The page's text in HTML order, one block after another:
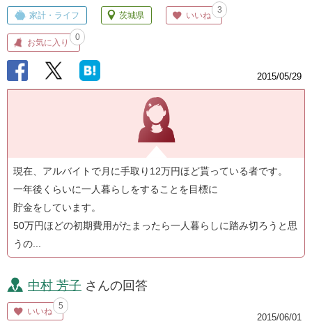
家計・ライフ 茨城県 いいね
3
お気に入り
0
2015/05/29
現在、アルバイトで月に手取り12万円ほど貰っている者です。
一年後くらいに一人暮らしをすることを目標に
貯金をしています。
50万円ほどの初期費用がたまったら一人暮らしに踏み切ろうと思
うの...
中村 芳子 さんの回答
いいね
5
2015/06/01